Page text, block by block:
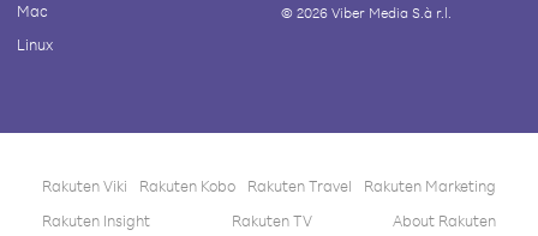
Mac
Linux
© 2026Viber Media S.à r.l.
Rakuten Viki Rakuten Kobo Rakuten Travel
Rakuten Marketing
Rakuten Insight
Rakuten TV About Rakuten